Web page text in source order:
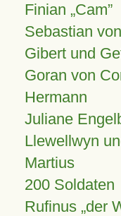
Finian Cam
Sebastian
Gibert und
Goran von
Hermann
Juliane
Llewellwyn
Martius
200 Soldaten
Rufinus „der